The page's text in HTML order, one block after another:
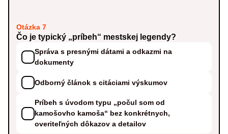
Otázka 7
Čo je typický „príbeh“ mestskej legendy?
Správa s presnými dátami a odkazmi na
dokumenty
Odborný článok s citáciami výskumov
Príbeh s úvodom typu „počul som od
kamošovho kamoša“ bez konkrétnych,
overiteľných dôkazov a detailov